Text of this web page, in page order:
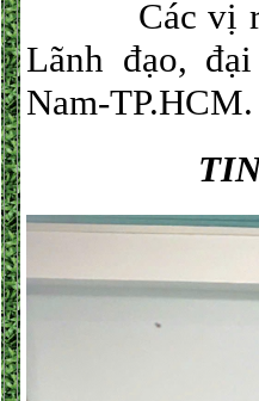
Các vị rất
Lãnh đạo,
Nam-TP.HCM.